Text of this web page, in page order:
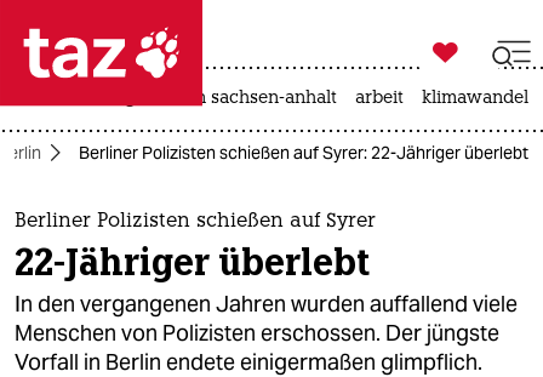
 taz zahl ich
taz zahl ich
themen
politik
öko

taz zahl ich
landtagswahl in sachsen-anhalt arbeit klimawandel
Berliner Polizisten schießen auf Syrer: 22-Jähriger überlebt
Berliner Polizisten schießen auf Syrer
22-Jähriger überlebt
In den vergangenen Jahren wurden auffallend viele
Menschen von Polizisten erschossen. Der jüngste
Vorfall in Berlin endete einigermaßen glimpflich.